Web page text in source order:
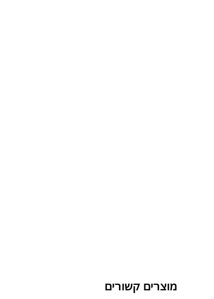
מוצרים קשורים